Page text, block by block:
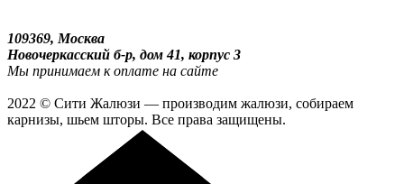
109369, Москва
Новочеркасский б-р, дом 41, корпус 3
Мы принимаем к оплате на сайте
2022 © Сити Жалюзи — производим жалюзи, собираем
карнизы, шьем шторы. Все права защищены.